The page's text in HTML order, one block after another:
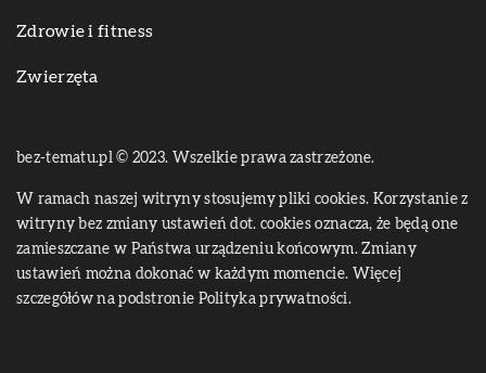
Zdrowie i fitness
Zwierzęta
bez-tematu.pl © 2023. Wszelkie prawa zastrzeżone.
W ramach naszej witryny stosujemy pliki cookies. Korzystanie z
witryny bez zmiany ustawień dot. cookies oznacza, że będą one
zamieszczane w Państwa urządzeniu końcowym. Zmiany
ustawień można dokonać w każdym momencie. Więcej
szczegółów na podstronie Polityka prywatności.